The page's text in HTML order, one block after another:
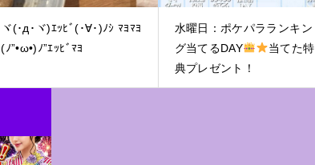
ヾ(･д･ヾ)ｴｯﾋﾞ(･∀･)ﾉｼ ﾏﾖﾏﾖ
(ﾉ”•ω•)ﾉ”ｴｯﾋﾞﾏﾖ
水曜日：ポケパラランキン
グ当てるDAY
当てた特
典プレゼント！